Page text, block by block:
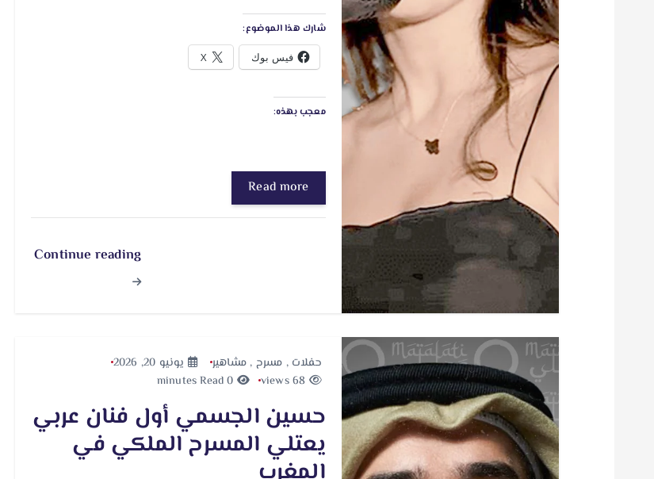
شارك هذا الموضوع:
فيس بوك X
معجب بهذه:
Read more
Continue reading
حفلات , مسرح ,مشاهير
يونيو 20, 2026
حسين الجسمي أول فنان عربي
يعتلي المسرح الملكي في